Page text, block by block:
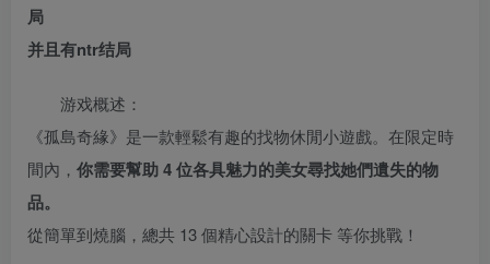
局
并且有ntr结局
游戏概述：
《孤島奇緣》是一款輕鬆有趣的找物休閒小遊戲。在限定時
間內， 你需要幫助 4 位各具魅力的美女尋找她們遺失的物
品。
從簡單到燒腦，總共 13 個精心設計的關卡 等你挑戰！